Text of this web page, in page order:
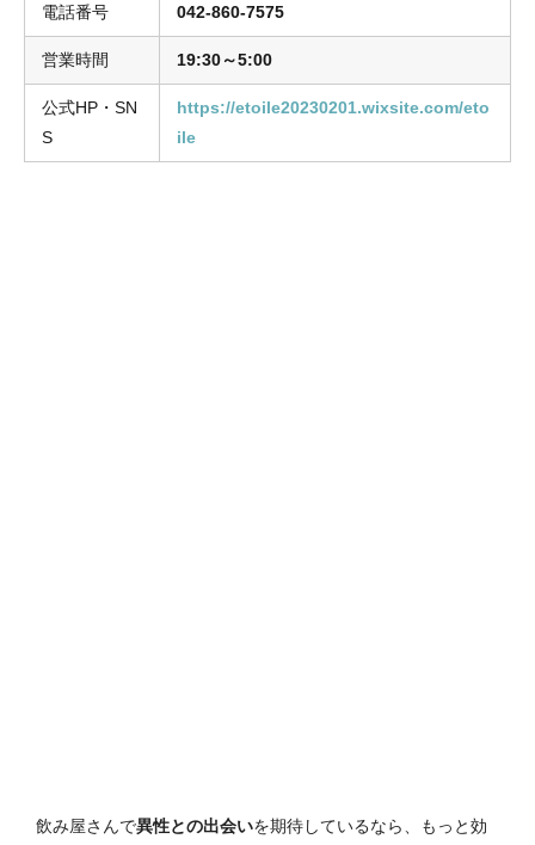
電話番号 042-860-7575
営業時間 19:30～5:00
公式HP・SN
S
https://etoile20230201.wixsite.com/eto
ile
飲み屋さんで異性との出会いを期待しているなら、もっと効